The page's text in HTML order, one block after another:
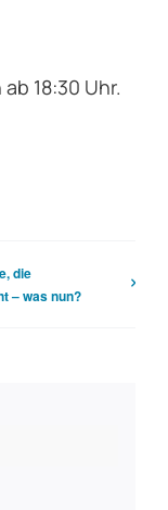
18:30 Uhr.
die
– was nun?